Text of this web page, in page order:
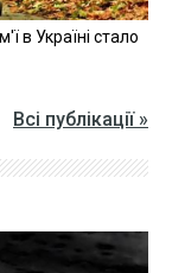
в Україні стало
Всі публікації »